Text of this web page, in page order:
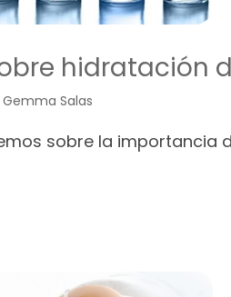
hidratación
Gemma Salas
sobre la importancia